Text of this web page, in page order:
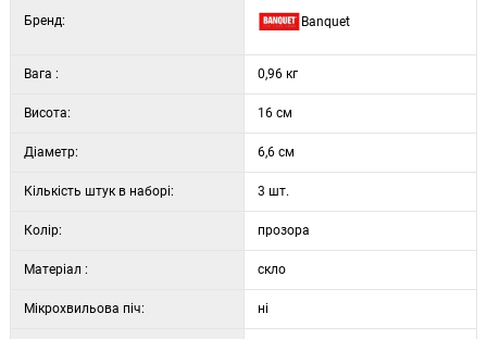
Бренд: Banquet
Вага : 0,96 кг
Висота: 16 см
Діаметр: 6,6 см
Кількість штук в наборі: 3 шт.
Колір: прозора
Матеріал : скло
Мікрохвильова піч: ні